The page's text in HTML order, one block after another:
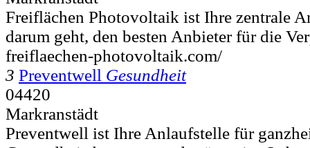
Freiflächen Photovoltaik ist Ihre zentrale
darum geht, den besten Anbieter für die
freiflaechen-photovoltaik.com/
3 Preventwell Gesundheit
04420
Markranstädt
Preventwell ist Ihre Anlaufstelle für